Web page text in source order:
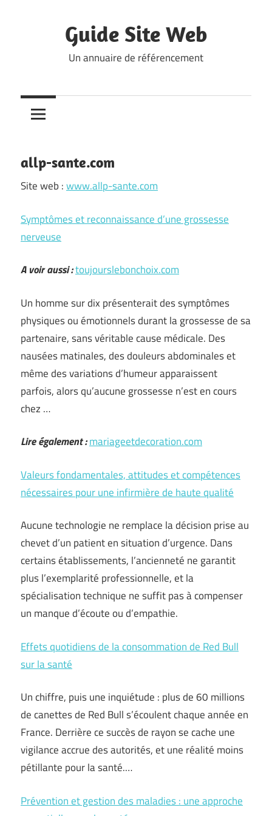
Guide Site Web
Un annuaire de référencement
allp-sante.com
Site web :www.allp-sante.com
Symptômes et reconnaissance d’une grossesse
nerveuse
A voir aussi :toujourslebonchoix.com
Un homme sur dix présenterait des symptômes
physiques ou émotionnels durant la grossesse de sa
partenaire, sans véritable cause médicale. Des
nausées matinales, des douleurs abdominales et
même des variations d’humeur apparaissent
parfois, alors qu’aucune grossesse n’est en cours
chez …
Lire également :mariageetdecoration.com
Valeurs fondamentales, attitudes et compétences
nécessaires pour une infirmière de haute qualité
Aucune technologie ne remplace la décision prise au
chevet d’un patient en situation d’urgence. Dans
certains établissements, l’ancienneté ne garantit
plus l’exemplarité professionnelle, et la
spécialisation technique ne suffit pas à compenser
un manque d’écoute ou d’empathie.
Effets quotidiens de la consommation de Red Bull
sur la santé
Un chiffre, puis une inquiétude : plus de 60 millions
de canettes de Red Bull s’écoulent chaque année en
France. Derrière ce succès de rayon se cache une
vigilance accrue des autorités, et une réalité moins
pétillante pour la santé.…
Prévention et gestion des maladies : une approche